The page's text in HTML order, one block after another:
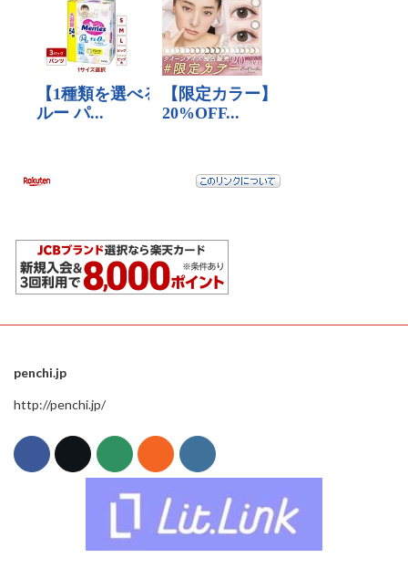
penchi.jp
http://penchi.jp/